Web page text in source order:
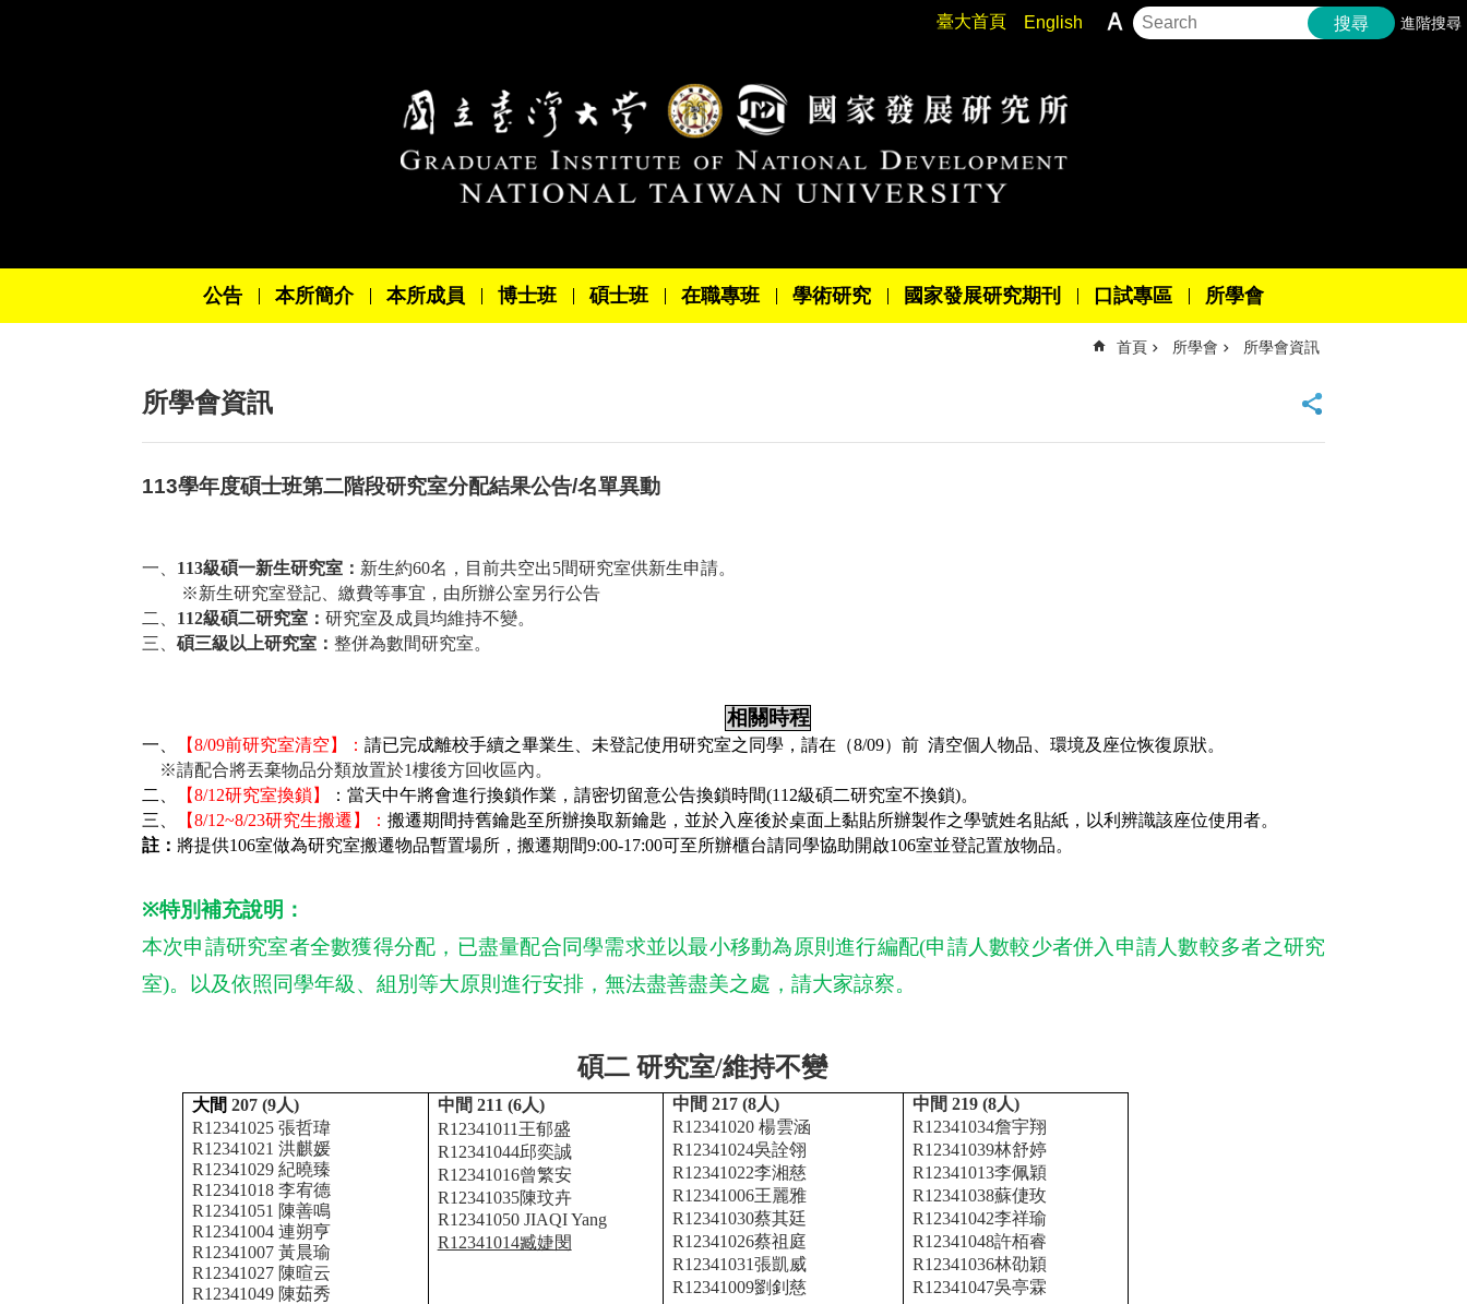
臺大首頁 English 搜尋 進階搜尋
公告 本所簡介 本所成員 博士班 碩士班 在職專班 學術研究 國家發展研究期刊 口試專區 所學會
首頁 所學會 所學會資訊
所學會資訊
113學年度碩士班第二階段研究室分配結果公告/名單異動
一、 113級碩一新生研究室： 新生約60名，目前共空出5間研究室供新生申請。
※新生研究室登記、繳費等事宜，由所辦公室另行公告
二、 112級碩二研究室： 研究室及成員均維持不變。
三、 碩三級以上研究室： 整併為數間研究室。
相關時程
一、 【8/09前研究室清空】： 請已完成離校手續之畢業生、未登記使用研究室之同學，請在（8/09）前 清空個人物品、環境及座位恢復原狀。
※請配合將丟棄物品分類放置於1樓後方回收區內。
二、
【8/12研究室換鎖】 ：當天中午將會進行換鎖作業，請密切留意公告換鎖時間(112級碩二研究室不換鎖)。
三、
【8/12~8/23研究生搬遷】： 搬遷期間持舊鑰匙至所辦換取新鑰匙，並於入座後於桌面上黏貼所辦製作之學號姓名貼紙，以利辨識該座位使用者。
註： 將提供106室做為研究室搬遷物品暫置場所，搬遷期間9:00-17:00可至所辦櫃台請同學協助開啟106室並登記置放物品。
※特別補充說明：
本次申請研究室者全數獲得分配，已盡量配合同學需求並以最小移動為原則進行編配(申請人數較少者併入申請人數較多者之研究
室)。以及依照同學年級、組別等大原則進行安排，無法盡善盡美之處，請大家諒察。
碩二 研究室/維持不變
大間 207 (9人)
R12341025 張哲瑋
R12341021 洪麒媛
R12341029 紀曉臻
R12341018 李宥德
R12341051 陳善鳴
R12341004 連朔亨
R12341007 黃晨瑜
R12341027 陳暄云
R12341049 陳茹秀
中間 211 (6人)
R12341011王郁盛
R12341044邱奕誠
R12341016曾繁安
R12341035陳玟卉
R12341050 JIAQI Yang
R12341014臧婕閔
中間 217 (8人)
R12341020 楊雲涵
R12341024吳詮翎
R12341022李湘慈
R12341006王麗雅
R12341030蔡其廷
R12341026蔡祖庭
R12341031張凱威
R12341009劉釗慈
中間 219 (8人)
R12341034詹宇翔
R12341039林舒婷
R12341013李佩穎
R12341038蘇倢玫
R12341042李祥瑜
R12341048許栢睿
R12341036林劭穎
R12341047吳亭霖